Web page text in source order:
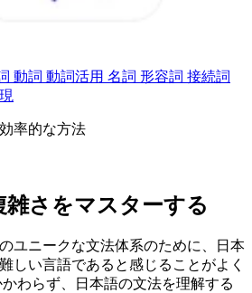
動詞 動詞活用 名詞 形容詞 接続詞
率的な方法
雑さをマスターする
ユニークな文法体系のために、日本
しい言語であると感じることがよく
わらず、日本語の文法を理解する